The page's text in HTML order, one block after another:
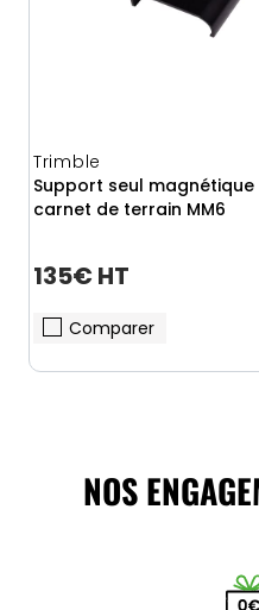
Trimble
Support seul
carnet de terrain MM6
135€ HT
Comparer
NOS